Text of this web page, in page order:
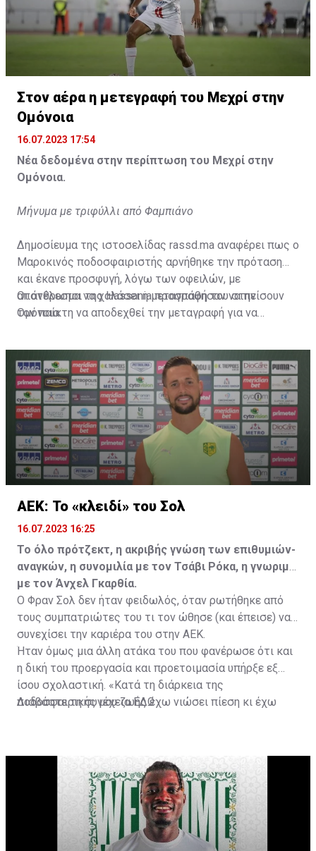
Στον αέρα η μετεγραφή του Μεχρί στην
Ομόνοια
16.07.2023 17:54
Νέα δεδομένα στην περίπτωση του Μεχρί στην
Ομόνοια.
Μήνυμα με τριφύλλι από Φαμπιάνο
Δημοσίευμα της ιστοσελίδας rassd.ma αναφέρει πως ο
Μαροκινός ποδοσφαιριστής αρνήθηκε την πρόταση
και έκανε προσφυγή, λόγω των οφειλών, με
αποτέλεσμα να χαλάσει η μεταγραφή του στην
Ομόνοια.
Οι άνθρωποι της Hassania προσπάθησαν να πείσουν
τον παίκτη να αποδεχθεί την μεταγραφή για να
μετακίνησή του, αλλά ο παίκτης αρνήθηκε και επέμεινε
να λύσει το συμβόλαιό του, ώστε να μετακομίσει
ελεύθερα σε οποιαδήποτε νέα ομάδα το τρέχον
καλοκαίρι.
ΑΕΚ: Το «κλειδί» του Σολ
16.07.2023 16:25
Το όλο πρότζεκτ, η ακριβής γνώση των επιθυμιών-
αναγκών, η συνομιλία με τον Τσάβι Ρόκα, η γνωριμία
με τον Άνχελ Γκαρθία.
Ο Φραν Σολ δεν ήταν φειδωλός, όταν ρωτήθηκε από
τους συμπατριώτες του τι τον ώθησε (και έπεισε) να
συνεχίσει την καριέρα του στην ΑΕΚ.
Ήταν όμως μια άλλη ατάκα του που φανέρωσε ότι και
η δική του προεργασία και προετοιμασία υπήρξε εξ
ίσου σχολαστική. «Κατά τη διάρκεια της
ποδοσφαιρικής μου ζωής έχω νιώσει πίεση κι έχω
31χρονος άσος.
Διαβάστε τη συνέχειαΕΔΩ